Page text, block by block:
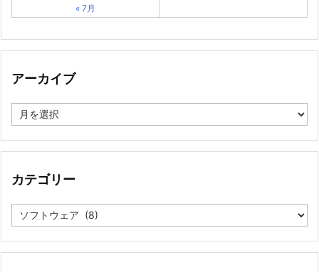
« 7月
アーカイブ
ー
イ
カテゴリー
カ
テ
リ